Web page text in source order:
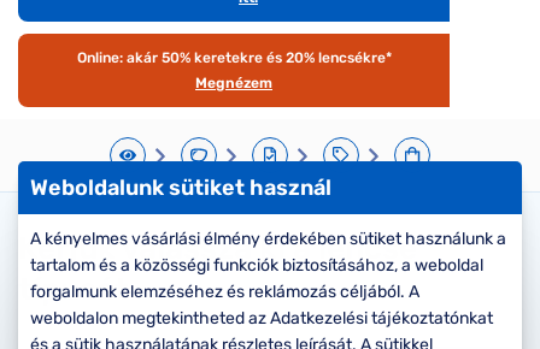
Online vásárlás
útmutató
Női
Gyermek
További
megtekintése
Kollekciók
Komplett 20%
Kategória
Férfi
Online: akár 50% keretekre és 20% lencsékre*
Megnézem
Kérjük válassza ki a lencse
típusát
Weboldalunk sütiket használ
A kényelmes vásárlási élmény érdekében sütiket használunk a
tartalom és a közösségi funkciók biztosításához, a weboldal
forgalmunk elemzéséhez és reklámozás céljából. A
weboldalon megtekintheted az Adatkezelési tájékoztatónkat
és a sütik használatának részletes leírását. A sütikkel